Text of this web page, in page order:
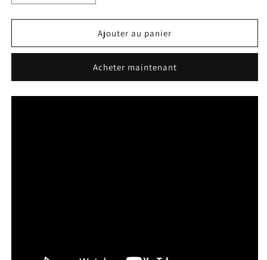
la
quantité
Lot
Bandes
Autocollantes
la
quantité
Lot
Bandes
Autocollantes
Ajouter au panier
Acheter maintenant